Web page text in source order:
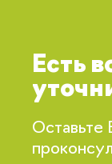
Есть
Оставьте